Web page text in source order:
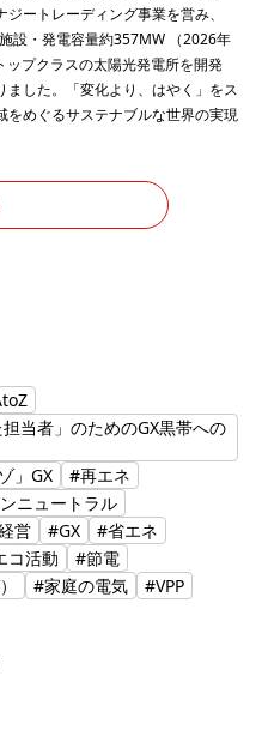
ートレーディング事業を営み、
設・発電容量約357MW （2026年
ップクラスの太陽光発電所を開発
ました。「変化より、はやく」をス
をめぐるサステナブルな世界の実現
当者」のためのGX黒帯への
」GX
#再エネ
ニュートラル
営 #GX
#省エネ
コ活動
#節電
#家庭の電気 #VPP